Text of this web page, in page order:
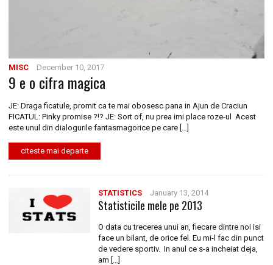
MISC December 10, 2017
9 e o cifra magica
JE: Draga ficatule, promit ca te mai obosesc pana in Ajun de Craciun
FICATUL: Pinky promise ?!? JE: Sort of, nu prea imi place roze-ul Acest
este unul din dialogurile fantasmagorice pe care […]
citeste mai departe
STATISTICS January 13, 2014
Statisticile mele pe 2013
O data cu trecerea unui an, fiecare dintre noi isi
face un bilant, de orice fel. Eu mi-l fac din punct
de vedere sportiv. In anul ce s-a incheiat deja,
am […]